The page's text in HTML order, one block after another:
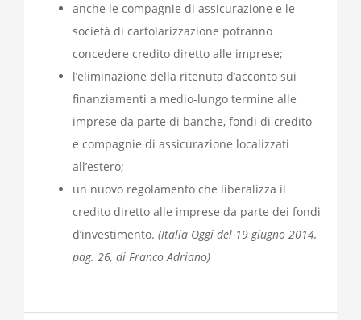
anche le compagnie di assicurazione e le
società di cartolarizzazione potranno
concedere credito diretto alle imprese;
l’eliminazione della ritenuta d’acconto sui
finanziamenti a medio-lungo termine alle
imprese da parte di banche, fondi di credito
e compagnie di assicurazione localizzati
all’estero;
un nuovo regolamento che liberalizza il
credito diretto alle imprese da parte dei fondi
d’investimento. (Italia Oggi del 19 giugno 2014,
pag. 26, di Franco Adriano)